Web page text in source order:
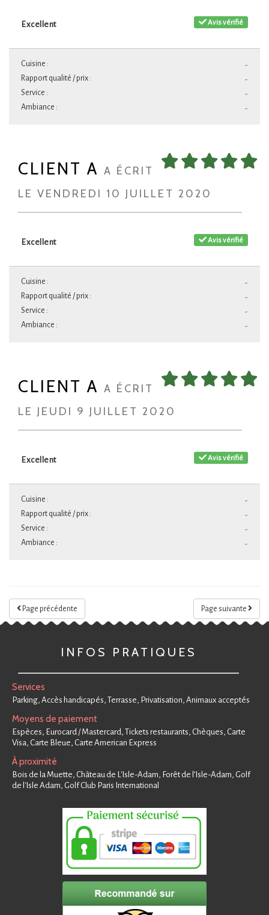
Avis vérifié
Excellent
-
Cuisine :
-
Rapport qualité / prix :
-
Service :
-
Ambiance :
CLIENT A A ÉCRIT
LE VENDREDI 10 JUILLET 2020
Avis vérifié
Excellent
-
Cuisine :
-
Rapport qualité / prix :
-
Service :
-
Ambiance :
CLIENT A A ÉCRIT
LE JEUDI 9 JUILLET 2020
Avis vérifié
Excellent
-
Cuisine :
-
Rapport qualité / prix :
-
Service :
-
Ambiance :
Page suivante
Page précédente
INFOS PRATIQUES
Services
Parking, Accès handicapés, Terrasse, Privatisation, Animaux acceptés
Moyens de paiement
Espèces, Eurocard / Mastercard, Tickets restaurants, Chèques, Carte
Visa, Carte Bleue, Carte American Express
À proximité
Bois de la Muette, Château de L'Isle-Adam, Forêt de l’Isle-Adam, Golf
de l'Isle Adam, Golf Club Paris International